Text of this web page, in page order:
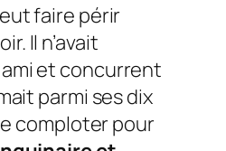
faire périr
Il n’avait
et concurrent
parmi ses dix
comploter pour